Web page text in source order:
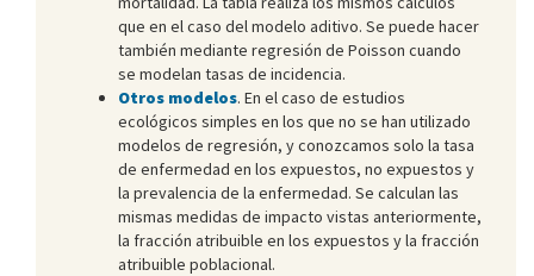
que en el caso del modelo aditivo. Se puede hacer
también mediante regresión de Poisson cuando
se modelan tasas de incidencia.
Otros modelos. En el caso de estudios
ecológicos simples en los que no se han utilizado
modelos de regresión, y conozcamos solo la tasa
de enfermedad en los expuestos, no expuestos y
la prevalencia de la enfermedad. Se calculan las
mismas medidas de impacto vistas anteriormente,
la fracción atribuible en los expuestos y la fracción
atribuible poblacional.